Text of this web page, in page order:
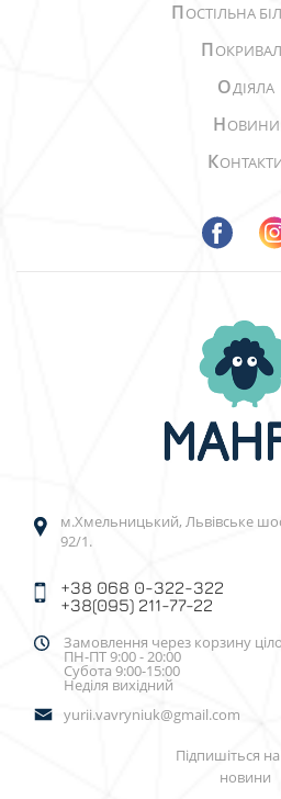
ПОСТІЛЬНА
П
ОДІЯЛА
НОВИНИ
К
м.Хмельницький, Львівське
92/1.
+38 068 0-322-322
+38(095) 211-77-22
Замовлення через корзину
ПН-ПТ 9:00 - 20:00
Субота 9:00-15:00
Неділя вихідний
yurii.vavryniuk@gmail.com
Підпишіться
новини